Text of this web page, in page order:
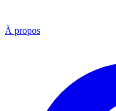
À propos